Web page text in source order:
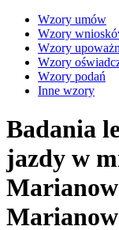
Wzory umów
Wzory
Wzory
Wzory
Wzory podań
Inne wzory
Badania
jazdy w